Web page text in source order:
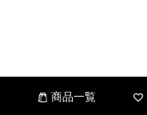
商品一覧